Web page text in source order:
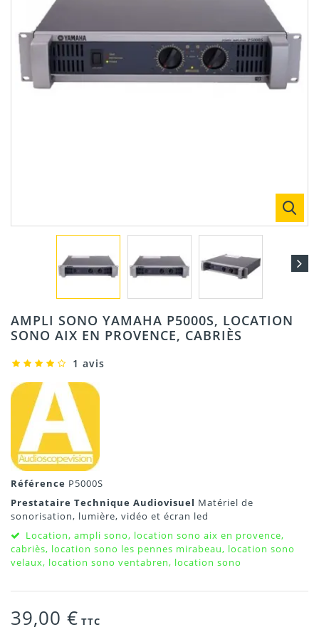
AMPLI SONO YAMAHA P5000S, LOCATION
SONO AIX EN PROVENCE, CABRIÈS
1 avis
Référence P5000S
Prestataire Technique Audiovisuel Matériel de
sonorisation, lumière, vidéo et écran led
Location, ampli sono, location sono aix en provence,
cabriès, location sono les pennes mirabeau, location sono
velaux, location sono ventabren, location sono
39,00 € TTC